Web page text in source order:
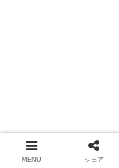
MENU シェア